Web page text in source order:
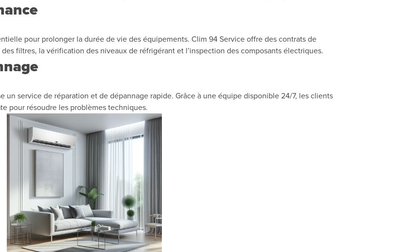
pour prolonger la durée de vie des équipements. Clim 94 Service offre des contrats de
filtres, la vérification des niveaux de réfrigérant et l’inspection des composants électriques.
un service de réparation et de dépannage rapide. Grâce à une équipe disponible 24/7, les clients
pour résoudre les problèmes techniques.